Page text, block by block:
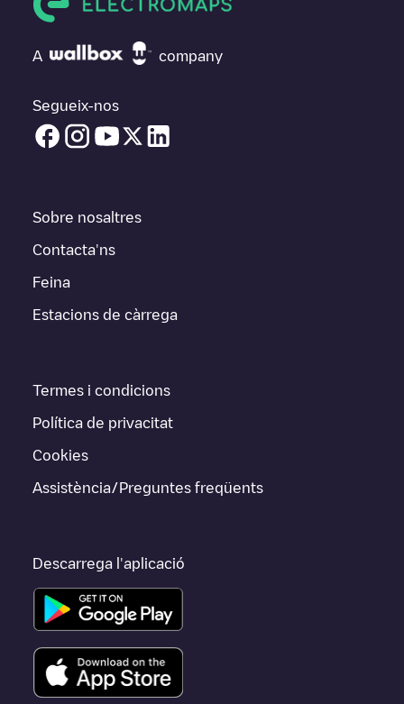
A company
Segueix-nos
Sobre nosaltres
Contacta'ns
Feina
Estacions de càrrega
Termes i condicions
Política de privacitat
Cookies
Assistència/Preguntes freqüents
Descarrega l'aplicació